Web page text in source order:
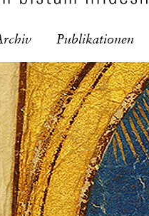
Publikationen